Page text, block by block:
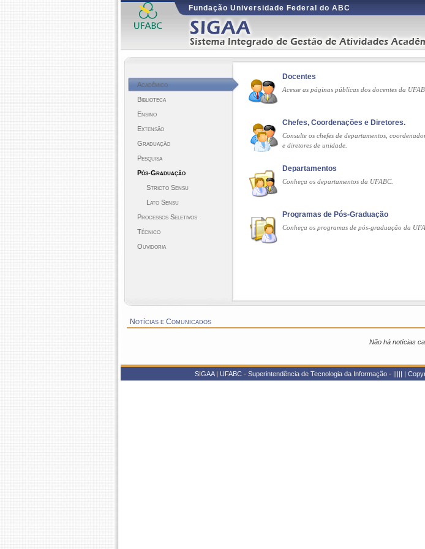
Fundação Universidade Federal do ABC
Acadêmico
Biblioteca
Ensino
Extensão
Graduação
Pesquisa
Pós-Graduação
Stricto Sensu
Lato Sensu
Processos Seletivos
Técnico
Ouvidoria
Docentes
Acesse as páginas públicas dos docentes da
Chefes, Coordenações e Diretores.
Consulte os chefes de departamentos,
e diretores de unidade.
Departamentos
Conheça os departamentos da UFABC.
Programas de Pós-Graduação
Conheça os programas de pós-graduação da
Notícias e Comunicados
Não há notícias
SIGAA | UFABC - Superintendência de Tecnologia da Informação - ||||| |